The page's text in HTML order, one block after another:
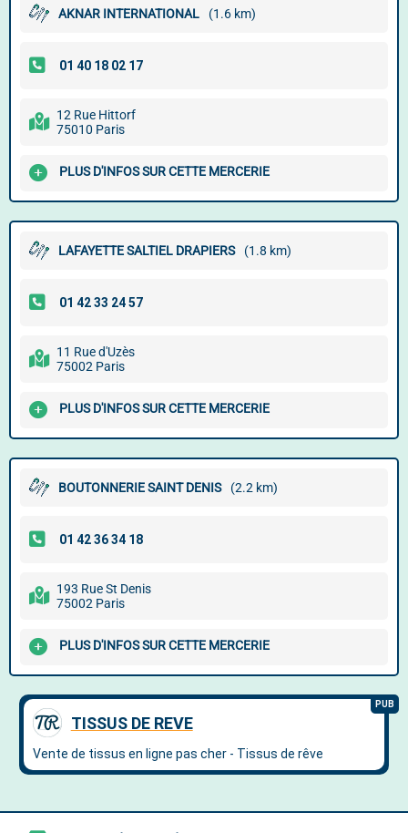
AKNAR INTERNATIONAL (1.6 km)
12 Rue Hittorf
75010 Paris
PLUS D'INFOS SUR CETTE MERCERIE
LAFAYETTE SALTIEL DRAPIERS (1.8 km)
11 Rue d'Uzès
75002 Paris
PLUS D'INFOS SUR CETTE MERCERIE
BOUTONNERIE SAINT DENIS (2.2 km)
193 Rue St Denis
75002 Paris
PLUS D'INFOS SUR CETTE MERCERIE